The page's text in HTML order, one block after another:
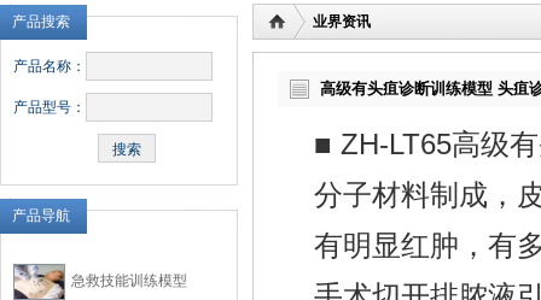
产品搜索
产品名称：
产品型号：
产品导航
急救技能训练模型
业界资讯
高级有头疽诊断训练模型 头疽
■ ZH-LT65高级
分子材料制成，
有明显红肿，有